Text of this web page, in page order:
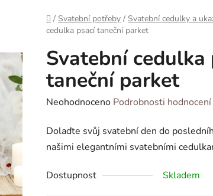
Domů
/ Svatební potřeby / Svatební cedulky a
cedulka psací taneční parket
Svatební cedulka
taneční parket
Průměrné
produktu
je
z
Neohodnoceno Podrobnosti hodnocení
Dolaďte svůj svatební den do
našimi elegantními svatebními
Dostupnost Skladem